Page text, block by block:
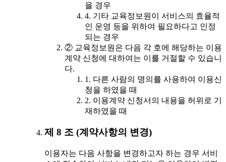
을 경우
4. 기타 교육정보원이 서비스의 효율적
인 운영 등을 위하여 필요하다고 인정
되는 경우
② 교육정보원은 다음 각 호에 해당하는 이용
계약 신청에 대하여는 이를 거절할 수 있습니
다.
1. 다른 사람의 명의를 사용하여 이용신
청을 하였을 때
2. 이용계약 신청서의 내용을 허위로 기
재하였을 때
제 8 조 (계약사항의 변경)
이용자는 다음 사항을 변경하고자 하는 경우 서비